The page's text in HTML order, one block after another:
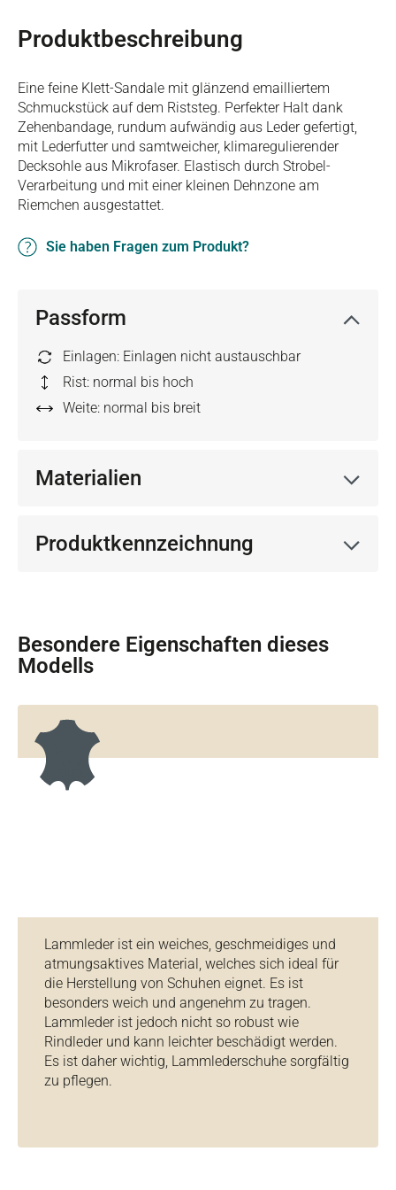
Produktbeschreibung
Eine feine Klett-Sandale mit glänzend emailliertem
Schmuckstück auf dem Riststeg. Perfekter Halt dank
Zehenbandage, rundum aufwändig aus Leder gefertigt,
mit Lederfutter und samtweicher, klimaregulierender
Decksohle aus Mikrofaser. Elastisch durch Strobel-
Verarbeitung und mit einer kleinen Dehnzone am
Riemchen ausgestattet.
Sie haben Fragen zum Produkt?
Passform
Einlagen: Einlagen nicht austauschbar
Rist: normal bis hoch
Weite: normal bis breit
Materialien
Produktkennzeichnung
Besondere Eigenschaften dieses
Modells
Lammleder ist ein weiches, geschmeidiges und
atmungsaktives Material, welches sich ideal für
die Herstellung von Schuhen eignet. Es ist
besonders weich und angenehm zu tragen.
Lammleder ist jedoch nicht so robust wie
Rindleder und kann leichter beschädigt werden.
Es ist daher wichtig, Lammlederschuhe sorgfältig
zu pflegen.